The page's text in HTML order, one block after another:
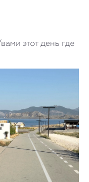
этот день где